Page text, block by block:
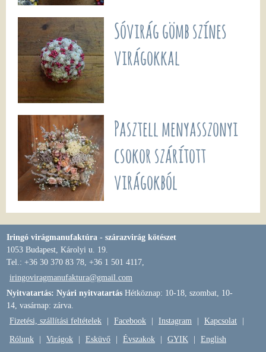
Sóvirág gömb színes
virágokkal
Pasztell menyasszonyi
csokor szárított
virágokból
Iringó virágmanufaktúra - szárazvirág kötészet
1053 Budapest, Károlyi u. 19.
Tel.: +36 30 370 83 78, +36 1 501 4117,
iringoviragmanufaktura@gmail.com
Nyitvatartás: Nyári nyitvatartás Hétköznap: 10-18, szombat, 10-
14, vasárnap: zárva.
Fizetési, szállítási feltételek
Facebook Instagram Kapcsolat
Rólunk Virágok Esküvő Évszakok GYIK English